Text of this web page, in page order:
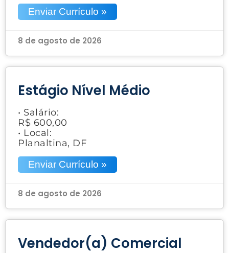
Enviar Currículo »
8 de agosto de 2026
Estágio Nível Médio
• Salário:
R$ 600,00
• Local:
Planaltina, DF
Enviar Currículo »
8 de agosto de 2026
Vendedor(a) Comercial